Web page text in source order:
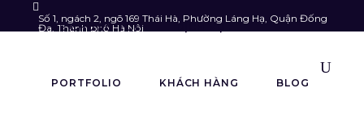
Số 1, ngách 2, ngõ 169 Thái Hà, Phường Láng Hạ, Quận Đống
Đa, Thành phố Hà Nội
VỀ CHÚNG TÔI DỊCH VỤ
PORTFOLIO KHÁCH HÀNG BLOG